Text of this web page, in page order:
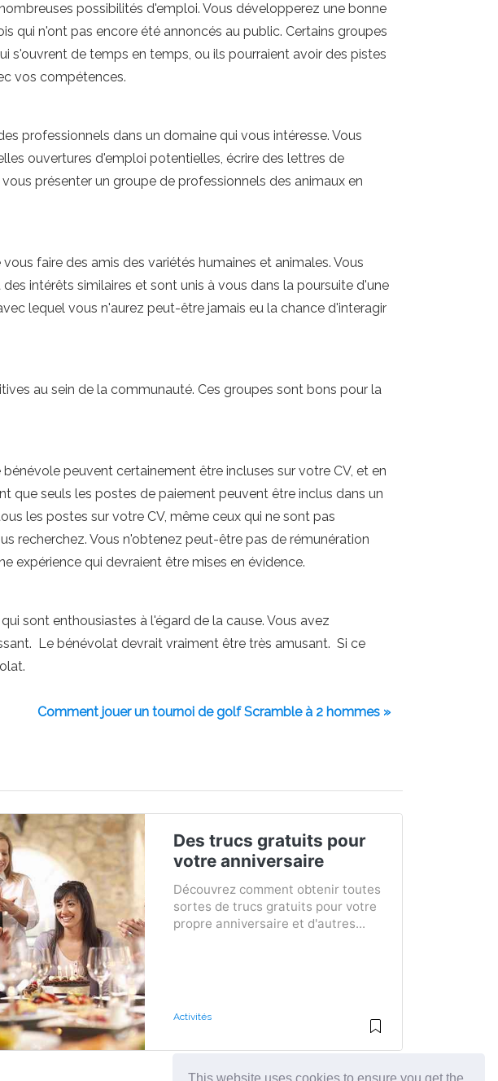
This website uses cookies to ensure you get the
possibilités d'emploi. Vous développerez une bonne
n'ont pas encore été annoncés au public. Certains groupes
s'ouvrent de temps en temps, ou ils pourraient avoir des pistes
vos compétences.
professionnels dans un domaine qui vous intéresse. Vous
ouvertures d'emploi potentielles, écrire des lettres de
présenter un groupe de professionnels des animaux en
faire des amis des variétés humaines et animales. Vous
intérêts similaires et sont unis à vous dans la poursuite d'une
lequel vous n'aurez peut-être jamais eu la chance d'interagir
au sein de la communauté. Ces groupes sont bons pour la
peuvent certainement être incluses sur votre CV, et en
que seuls les postes de paiement peuvent être inclus dans un
les postes sur votre CV, même ceux qui ne sont pas
recherchez. Vous n'obtenez peut-être pas de rémunération
expérience qui devraient être mises en évidence.
sont enthousiastes à l'égard de la cause. Vous avez
Le bénévolat devrait vraiment être très amusant. Si ce
Comment jouer un tournoi de golf Scramble à 2 hommes »
Des trucs gratuits pour
votre anniversaire
Découvrez comment obtenir toutes
sortes de trucs gratuits pour votre
propre anniversaire et d'autres...
Activités